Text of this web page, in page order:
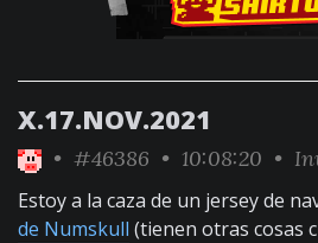
X.17.NOV.2021
• #46386 • 10:08:20 •
Estoy a la caza de un jersey de
de Numskull (tienen otras cosas